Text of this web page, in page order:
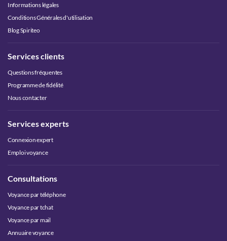
Informations légales
Conditions Générales d'utilisation
Blog Spiriteo
Services clients
Questions fréquentes
Programme de fidélité
Nous contacter
Services experts
Connexion expert
Emploi voyance
Consultations
Voyance par téléphone
Voyance par tchat
Voyance par mail
Annuaire voyance